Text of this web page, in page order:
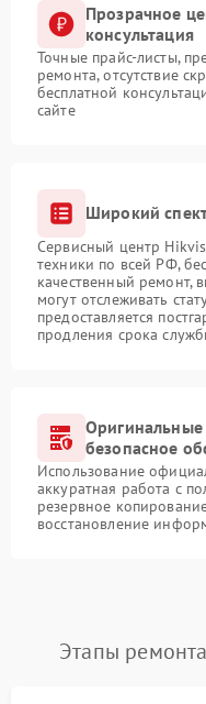
Прозрачное
консультация
Точные прайс-листы,
ремонта, отсутствие
бесплатной
сайте
Широкий
Сервисный центр
техники по всей РФ,
качественный ремонт,
могут отслеживать
предоставляется
продления срока
безопасное
Использование
аккуратная работа с
резервное
восстановление
Этапы